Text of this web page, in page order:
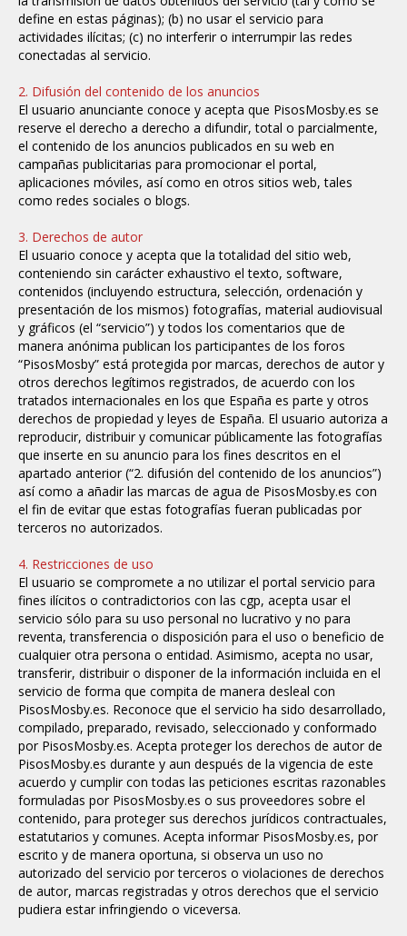
define en estas páginas); (b) no usar el servicio para
actividades ilícitas; (c) no interferir o interrumpir las redes
conectadas al servicio.
2. Difusión del contenido de los anuncios
El usuario anunciante conoce y acepta que PisosMosby.es se
reserve el derecho a derecho a difundir, total o parcialmente,
el contenido de los anuncios publicados en su web en
campañas publicitarias para promocionar el portal,
aplicaciones móviles, así como en otros sitios web, tales
como redes sociales o blogs.
3. Derechos de autor
El usuario conoce y acepta que la totalidad del sitio web,
conteniendo sin carácter exhaustivo el texto, software,
contenidos (incluyendo estructura, selección, ordenación y
presentación de los mismos) fotografías, material audiovisual
y gráficos (el “servicio”) y todos los comentarios que de
manera anónima publican los participantes de los foros
“PisosMosby” está protegida por marcas, derechos de autor y
otros derechos legítimos registrados, de acuerdo con los
tratados internacionales en los que España es parte y otros
derechos de propiedad y leyes de España. El usuario autoriza a
reproducir, distribuir y comunicar públicamente las fotografías
que inserte en su anuncio para los fines descritos en el
apartado anterior (“2. difusión del contenido de los anuncios”)
así como a añadir las marcas de agua de PisosMosby.es con
el fin de evitar que estas fotografías fueran publicadas por
terceros no autorizados.
4. Restricciones de uso
El usuario se compromete a no utilizar el portal servicio para
fines ilícitos o contradictorios con las cgp, acepta usar el
servicio sólo para su uso personal no lucrativo y no para
reventa, transferencia o disposición para el uso o beneficio de
cualquier otra persona o entidad. Asimismo, acepta no usar,
transferir, distribuir o disponer de la información incluida en el
servicio de forma que compita de manera desleal con
PisosMosby.es. Reconoce que el servicio ha sido desarrollado,
compilado, preparado, revisado, seleccionado y conformado
por PisosMosby.es. Acepta proteger los derechos de autor de
PisosMosby.es durante y aun después de la vigencia de este
acuerdo y cumplir con todas las peticiones escritas razonables
formuladas por PisosMosby.es o sus proveedores sobre el
contenido, para proteger sus derechos jurídicos contractuales,
estatutarios y comunes. Acepta informar PisosMosby.es, por
escrito y de manera oportuna, si observa un uso no
autorizado del servicio por terceros o violaciones de derechos
de autor, marcas registradas y otros derechos que el servicio
pudiera estar infringiendo o viceversa.